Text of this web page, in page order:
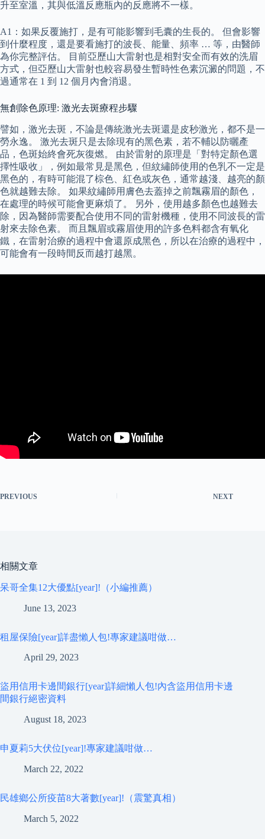
升至室溫，其與低溫反應瓶內的反應將不一樣。
A1：如果反覆施打，是有可能影響到毛囊的生長的。 但會影響
到什麼程度，還是要看施打的波長、能量、頻率 … 等，由醫師
為你完整評估。 目前亞歷山大雷射也是相對安全而有效的洗眉
方式，但亞歷山大雷射也較容易發生暫時性色素沉澱的問題，不
過通常在 1 到 12 個月內會消退。
無創除色原理: 激光去斑療程步驟
譬如，激光去斑，不論是傳統激光去斑還是皮秒激光，都不是一
勞永逸。 激光去斑只是去除現有的黑色素，若不輔以防曬產
品，色斑始終會死灰復燃。 由於雷射的原理是「對特定顏色選
擇性吸收」，例如最常見是黑色，但紋繡師使用的色乳不一定是
黑色的，有時可能混了棕色、紅色或灰色，通常越淺、越亮的顏
色就越難去除。 如果紋繡師用膚色去蓋掉之前飄霧眉的顏色，
在處理的時候可能會更麻煩了。 另外，使用越多顏色也越難去
除，因為醫師需要配合使用不同的雷射機種，使用不同波長的雷
射來去除色素。 而且飄眉或霧眉使用的許多色料都含有氧化
鐵，在雷射治療的過程中會還原成黑色，所以在治療的過程中，
可能會有一段時間反而越打越黑。
PREVIOUS NEXT
相關文章
呆哥全集12大優點[year]!（小編推薦）
June 13, 2023
租屋保險[year]詳盡懶人包!專家建議咁做…
April 29, 2023
盜用信用卡邊間銀行[year]詳細懶人包!內含盜用信用卡邊
間銀行絕密資料
August 18, 2023
申夏莉5大伏位[year]!專家建議咁做…
March 22, 2022
民雄鄉公所疫苗8大著數[year]!（震驚真相）
March 5, 2022